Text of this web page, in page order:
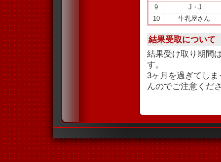
9
J・J
10
牛乳屋さん
結果受取について
結果受け取り期間
す。
3ヶ月を過ぎてし
んのでご注意くだ